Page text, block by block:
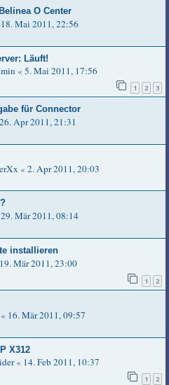
O Center
18. Mai 2011, 22:56
Läuft!
« 5. Mai 2011, 17:56
1 2 3
für Connector
26. Apr 2011, 21:31
« 2. Apr 2011, 20:03
29. Mär 2011, 08:14
installieren
19. Mär 2011, 23:00
1 2
« 16. Mär 2011, 09:57
X312
« 14. Feb 2011, 10:37
1 2